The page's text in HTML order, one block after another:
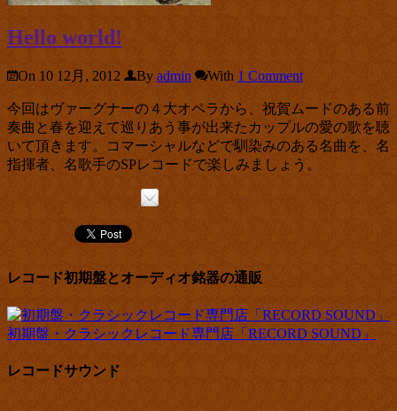
Hello world!
On 10 12月, 2012 By admin With 1 Comment
今回はヴァーグナーの４大オペラから、祝賀ムードのある前
奏曲と春を迎えて巡りあう事が出来たカップルの愛の歌を聴
いて頂きます。コマーシャルなどで馴染みのある名曲を、名
指揮者、名歌手のSPレコードで楽しみましょう。
レコード初期盤とオーディオ銘器の通販
初期盤・クラシックレコード専門店「RECORD SOUND」
レコードサウンド